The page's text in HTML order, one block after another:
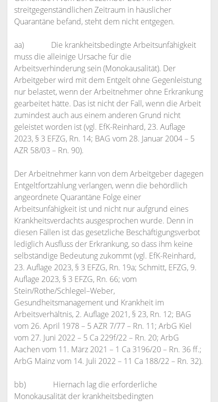
streitgegenständlichen Zeitraum in häuslicher
Quarantäne befand, steht dem nicht entgegen.
aa) Die krankheitsbedingte Arbeitsunfähigkeit
muss die alleinige Ursache für die
Arbeitsverhinderung sein (Monokausalität). Der
Arbeitgeber wird mit dem Entgelt ohne Gegenleistung
nur belastet, wenn der Arbeitnehmer ohne Erkrankung
gearbeitet hätte. Das ist nicht der Fall, wenn die Arbeit
zumindest auch aus einem anderen Grund nicht
geleistet worden ist (vgl. EfK-Reinhard, 23. Auflage
2023, § 3 EFZG, Rn. 14; BAG vom 28. Januar 2004 – 5
AZR 58/03 – Rn. 90).
Der Arbeitnehmer kann von dem Arbeitgeber dagegen
Entgeltfortzahlung verlangen, wenn die behördlich
angeordnete Quarantäne Folge einer
Arbeitsunfähigkeit ist und nicht nur aufgrund eines
Krankheitsverdachts ausgesprochen wurde. Denn in
diesen Fällen ist das gesetzliche Beschäftigungsverbot
lediglich Ausfluss der Erkrankung, so dass ihm keine
selbständige Bedeutung zukommt (vgl. EfK-Reinhard,
23. Auflage 2023, § 3 EFZG, Rn. 19a; Schmitt, EFZG, 9.
Auflage 2023, § 3 EFZG, Rn. 66; vom
Stein/Rothe/Schlegel–Weber,
Gesundheitsmanagement und Krankheit im
Arbeitsverhältnis, 2. Auflage 2021, § 23, Rn. 12; BAG
vom 26. April 1978 – 5 AZR 7/77 – Rn. 11; ArbG Kiel
vom 27. Juni 2022 – 5 Ca 229f/22 – Rn. 20; ArbG
Aachen vom 11. März 2021 – 1 Ca 3196/20 – Rn. 36 ff.;
ArbG Mainz vom 14. Juli 2022 – 11 Ca 188/22 – Rn. 32).
bb) Hiernach lag die erforderliche
Monokausalität der krankheitsbedingten